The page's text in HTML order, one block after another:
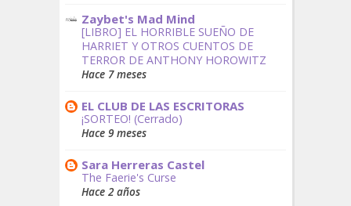
Zaybet's Mad Mind
[LIBRO] EL HORRIBLE SUEÑO DE
HARRIET Y OTROS CUENTOS DE
TERROR DE ANTHONY HOROWITZ
Hace 7 meses
EL CLUB DE LAS ESCRITORAS
¡SORTEO! (Cerrado)
Hace 9 meses
Sara Herreras Castel
The Faerie's Curse
Hace 2 años